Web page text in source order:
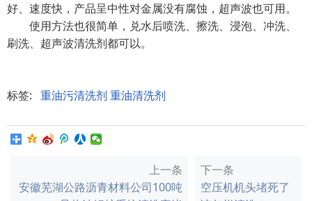
好、速度快，产品呈中性对金属没有腐蚀，超声波也可用。
使用方法也很简单，兑水后喷洗、擦洗、浸泡、冲洗、
刷洗、超声波清洗剂都可以。
标签: 重油污清洗剂 重油清洗剂
上一条
安徽芜湖公路沥青材料公司100吨
下一条
空压机机头堵死了